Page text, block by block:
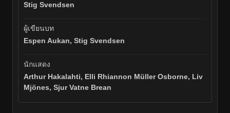
Stig Svendsen
ผู้เขียนบท
Espen Aukan, Stig Svendsen
นักแสดง
Arthur Hakalahti, Elli Rhiannon Müller Osborne, Liv
Mjönes, Sjur Vatne Brean